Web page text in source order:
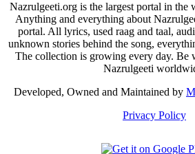
Nazrulgeeti.org is the largest portal in the
Anything and everything about
portal. All lyrics, used raag and taal,
unknown stories behind the song,
The collection is growing every day. Be
Nazrulgeeti
Developed, Owned and Maintained by
Privacy Policy